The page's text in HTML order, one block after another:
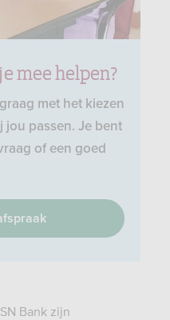
mee helpen?
met het kiezen
jou passen. Je bent
of een goed
Bank zijn